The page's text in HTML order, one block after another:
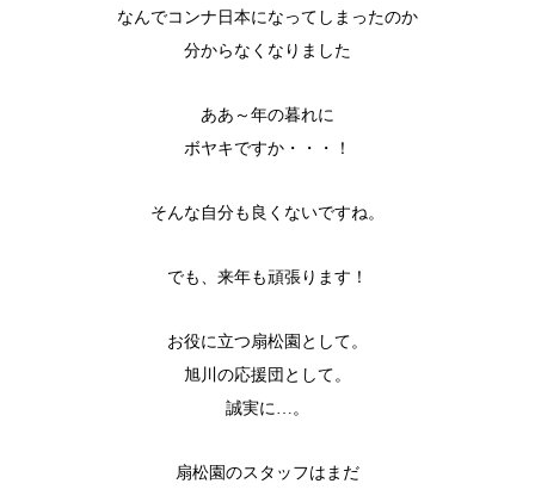
なんでコンナ日本になってしまったのか
分からなくなりました
ああ～年の暮れに
ボヤキですか・・・！
そんな自分も良くないですね。
でも、来年も頑張ります！
お役に立つ扇松園として。
旭川の応援団として。
誠実に…。
扇松園のスタッフはまだ